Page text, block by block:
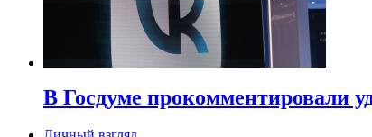
В Госдуме прокомментировали